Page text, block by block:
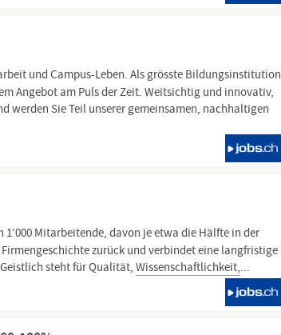
und Campus-Leben. Als grösste Bildungsinstitution
Angebot am Puls der Zeit. Weitsichtig und innovativ,
Sie Teil unserer gemeinsamen, nachhaltigen
Mitarbeitende, davon je etwa die Hälfte in der
zurück und verbindet eine langfristige
steht für Qualität,Wissenschaftlichkeit,...